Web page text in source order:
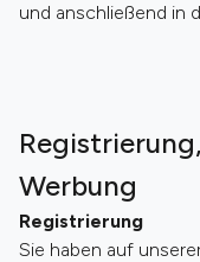
und anschließend in
Werbung
Registrierung
Sie haben auf